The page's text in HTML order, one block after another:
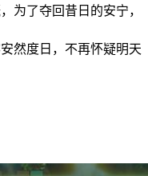
为了夺回昔日的安宁，
然度日，不再怀疑明天